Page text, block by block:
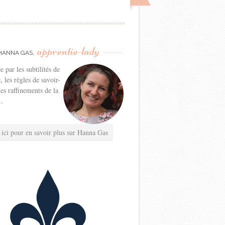
GAS, apprentie-lady
par les subtilités de
les règles de savoir-
raffinements de la
pour en savoir plus sur Hanna Gas